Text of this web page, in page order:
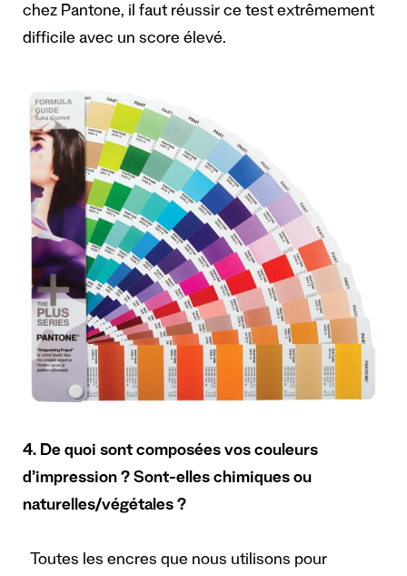
chez Pantone, il faut réussir ce test extrêmement
difficile avec un score élevé.
4. De quoi sont composées vos couleurs
d’impression ? Sont-elles chimiques ou
naturelles/végétales ?
Toutes les encres que nous utilisons pour